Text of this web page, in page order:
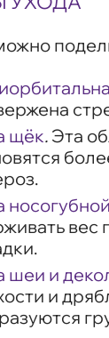
щёк. Эта
вес
шеи и
и